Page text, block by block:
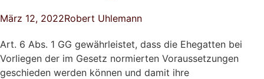
März 12, 2022Robert Uhlemann
Art. 6 Abs. 1 GG gewährleistet, dass die Ehegatten bei
Vorliegen der im Gesetz normierten Voraussetzungen
geschieden werden können und damit ihre